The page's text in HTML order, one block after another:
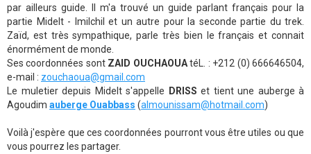
par ailleurs guide. Il m'a trouvé un guide parlant français pour la
partie Midelt - Imilchil et un autre pour la seconde partie du trek.
Zaïd, est très sympathique, parle très bien le français et connait
énormément de monde.
Ses coordonnées sont ZAID OUCHAOUAtéL. : +212 (0) 666646504,
e-mail : zouchaoua@gmail.com
Le muletier depuis Midelt s'appelle
DRISS et tient une auberge à
Agoudim auberge Ouabbass (almounissam@hotmail.com)
Voilà j'espère que ces coordonnées pourront vous être utiles ou que
vous pourrez les partager.